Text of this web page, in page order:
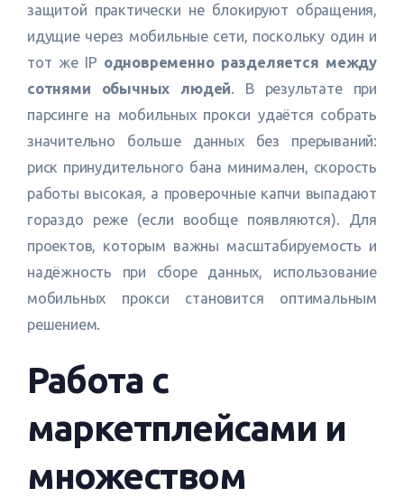
защитой практически не блокируют обращения,
идущие через мобильные сети, поскольку один и
тот же IP одновременно разделяется между
сотнями обычных людей. В результате при
парсинге на мобильных прокси удаётся собрать
значительно больше данных без прерываний:
риск принудительного бана минимален, скорость
работы высокая, а проверочные капчи выпадают
гораздо реже (если вообще появляются). Для
проектов, которым важны масштабируемость и
надёжность при сборе данных, использование
мобильных прокси становится оптимальным
решением.
Работа с
маркетплейсами и
множеством